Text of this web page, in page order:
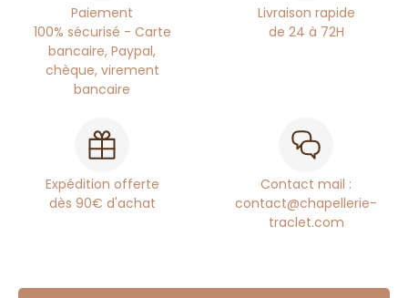
Paiement
100% sécurisé - Carte
bancaire, Paypal,
chèque, virement
bancaire
Livraison rapide
de 24 à 72H
Expédition offerte
dès 90€ d'achat
Contact mail :
contact@chapellerie-
traclet.com